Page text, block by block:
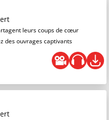
leurs coups de cœur
des ouvrages captivants